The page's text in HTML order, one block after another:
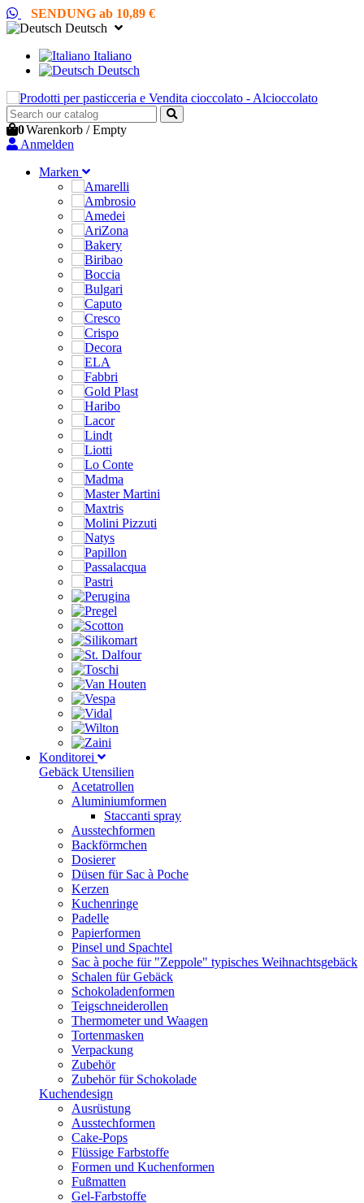
SENDUNG ab 10,89 €
Deutsch
Italiano
Deutsch
0Warenkorb /Empty
Anmelden
Marken
Konditorei
Gebäck Utensilien
Acetatrollen
Aluminiumformen
Staccanti spray
Ausstechformen
Backförmchen
Dosierer
Düsen für Sac à Poche
Kerzen
Kuchenringe
Padelle
Papierformen
Pinsel und Spachtel
Sac à poche für "Zeppole" typisches Weihnachtsgebäck
Schalen für Gebäck
Schokoladenformen
Teigschneiderollen
Thermometer und Waagen
Tortenmasken
Verpackung
Zubehör
Zubehör für Schokolade
Kuchendesign
Ausrüstung
Ausstechformen
Cake-Pops
Flüssige Farbstoffe
Formen und Kuchenformen
Fußmatten
Gel-Farbstoffe